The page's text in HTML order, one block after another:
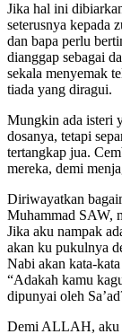
Jika hal ini
seterusnya kepada
dan bapa perlu
dianggap sebagai
sekala menyemak
tiada yang diragui.
Mungkin ada isteri
dosanya, tetapi
tertangkap jua.
mereka, demi
Diriwayatkan
Muhammad SAW,
Jika aku nampak
akan ku pukulnya
Nabi akan kata-
“Adakah kamu
dipunyai oleh
Demi ALLAH, aku